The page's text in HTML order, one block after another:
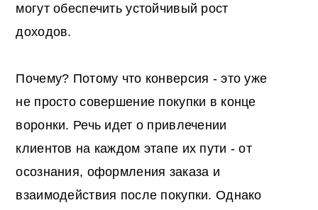
могут обеспечить устойчивый рост
доходов.
Почему? Потому что конверсия - это уже
не просто совершение покупки в конце
воронки. Речь идет о привлечении
клиентов на каждом этапе их пути - от
осознания, оформления заказа и
взаимодействия после покупки. Однако